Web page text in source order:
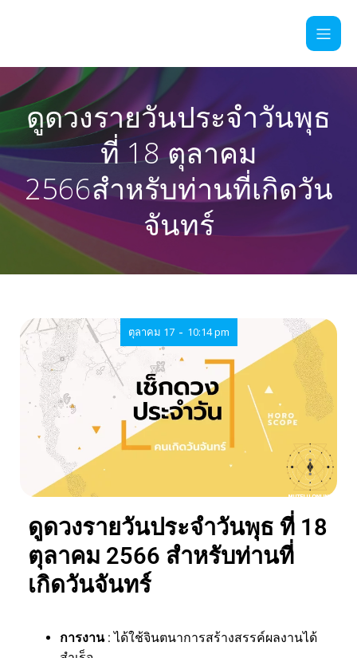
ดูดวงรายวันประจำวันพุธ
ที่ 18 ตุลาคม
2566สำหรับท่านที่เกิดวัน
จันทร์
ตุลาคม 17 - 10:14 pm
ดูดวงรายวันประจำวันพุธ ที่ 18
ตุลาคม 2566 สำหรับท่านที่
เกิดวันจันทร์
การงาน : ได้ใช้จินตนาการสร้างสรรค์ผลงานได้